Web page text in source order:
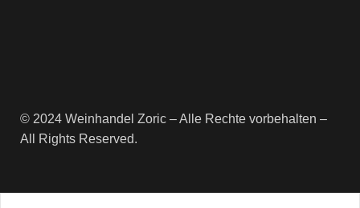
© 2024 Weinhandel Zoric – Alle Rechte vorbehalten –
All Rights Reserved.